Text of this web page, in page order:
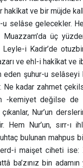
hakîkat ve bir müjde
u selâse gelecekler.
Muazzam’da üç
i Kadir’de
ve ehl-i hakîkat
eden şuhur-u
Ne kadar zahmet
-kemiyet değilse
Nur’un
Nur’un, sırr-ı
bulunan mahpus
i maişet ciheti ise:
ba’zınız bin